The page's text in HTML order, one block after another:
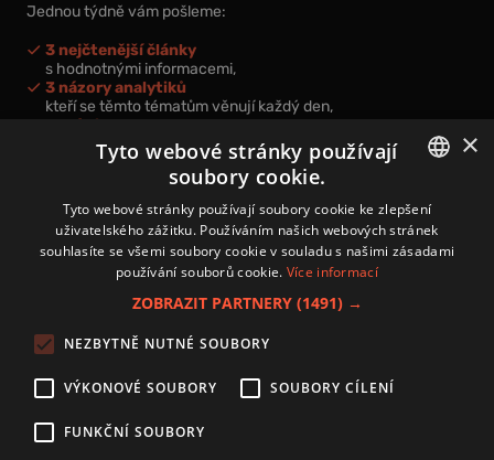
Jednou týdně vám pošleme:
3 nejčtenější články
s hodnotnými informacemi,
3 názory analytiků
kteří se těmto tématům věnují každý den,
nová videa a podcasty
k prohloubení vašich znalostí.
Přihlášením k newsletteru vyjadřujete svůj souhlas spodmínkami
zpracování osobních údajů.
Zásady používání souborů cookies
Autoři
Nastavení cookies
CZECH
×
Tyto webové stránky používají
soubory cookie.
Tyto webové stránky používají soubory cookie ke zlepšení
uživatelského zážitku. Používáním našich webových stránek
souhlasíte se všemi soubory cookie v souladu s našimi zásadami
používání souborů cookie. Více informací
ZOBRAZIT PARTNERY (1491) →
NEZBYTNĚ NUTNÉ SOUBORY
VÝKONOVÉ SOUBORY SOUBORY CÍLENÍ
FUNKČNÍ SOUBORY